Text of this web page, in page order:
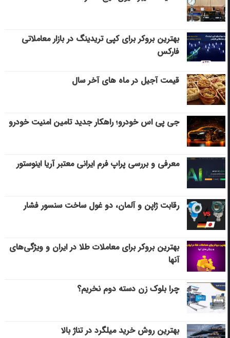
بهترین بروکر برای کپی‌ تریدینگ در بازار معاملاتی
فارکس
قیمت آجیل در ماه های آخر سال
جی پی اس خودرو؛ راهکار جدید تامین امنیت خودرو
معرفی و بررسی پراپ فرم ایرانی معتبر آریا اینوستور
رقابت ژاپن و آلمان، دو غول ساخت سنسور فشار
بهترین بروکر برای معاملات طلا در ایران و ویژگی‌های
آنها
چرا بلوک زن دسته دوم نخریم؟
بهترین روش خرید میلگرد در تناژ بالا